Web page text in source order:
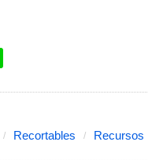
Recortables Recursos